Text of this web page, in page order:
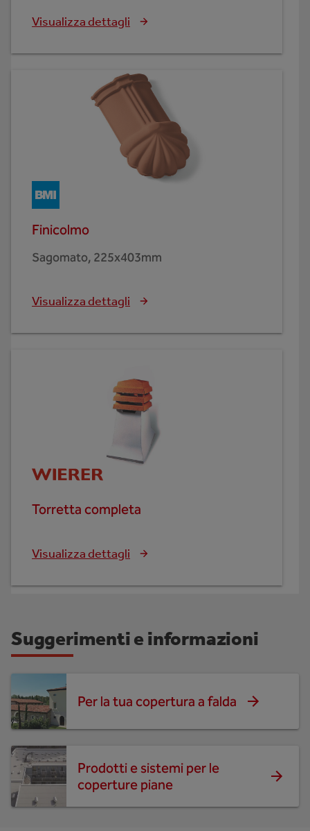
Visualizza dettagli
Finicolmo
Sagomato, 225x403mm
Visualizza dettagli
Torretta completa
Visualizza dettagli
Suggerimenti e informazioni
Per la tua copertura a falda
Prodotti e sistemi per le
coperture piane